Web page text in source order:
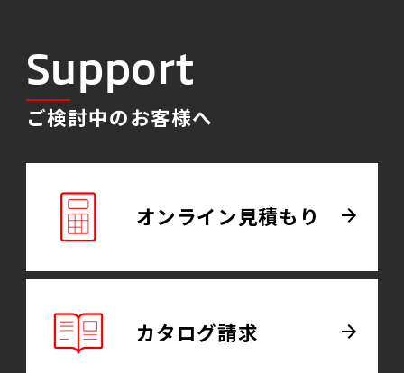
Support
ご検討中のお客様へ
オンライン 見積もり
カタログ請求